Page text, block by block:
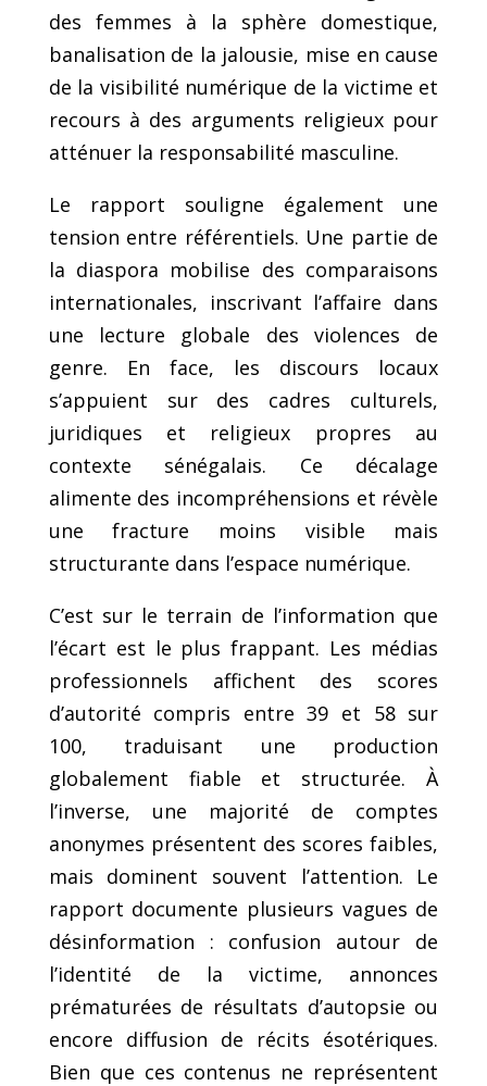
des femmes à la sphère domestique,
banalisation de la jalousie, mise en cause
de la visibilité numérique de la victime et
recours à des arguments religieux pour
atténuer la responsabilité masculine.
Le rapport souligne également une
tension entre référentiels. Une partie de
la diaspora mobilise des comparaisons
internationales, inscrivant l’affaire dans
une lecture globale des violences de
genre. En face, les discours locaux
s’appuient sur des cadres culturels,
juridiques et religieux propres au
contexte sénégalais. Ce décalage
alimente des incompréhensions et révèle
une fracture moins visible mais
structurante dans l’espace numérique.
C’est sur le terrain de l’information que
l’écart est le plus frappant. Les médias
professionnels affichent des scores
d’autorité compris entre 39 et 58 sur
100, traduisant une production
globalement fiable et structurée. À
l’inverse, une majorité de comptes
anonymes présentent des scores faibles,
mais dominent souvent l’attention. Le
rapport documente plusieurs vagues de
désinformation : confusion autour de
l’identité de la victime, annonces
prématurées de résultats d’autopsie ou
encore diffusion de récits ésotériques.
Bien que ces contenus ne représentent